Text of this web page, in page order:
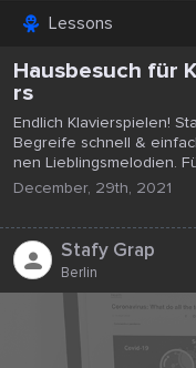
Lessons
Hausbesuch für
rs
Endlich Klavierspielen!
Begreife schnell &
nen Lieblingsmelodien.
December, 29th, 2021
Stafy Grap
Berlin